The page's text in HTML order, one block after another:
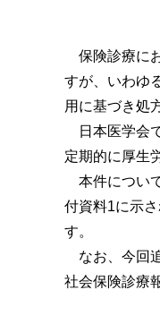
保険診療に
すが、いわゆ
用に基づき処
日本医学会
定期的に厚生
本件につい
付資料1に示
す。
なお、今回
社会保険診療